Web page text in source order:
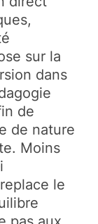
sur la
dans
de
de nature
Moins
le